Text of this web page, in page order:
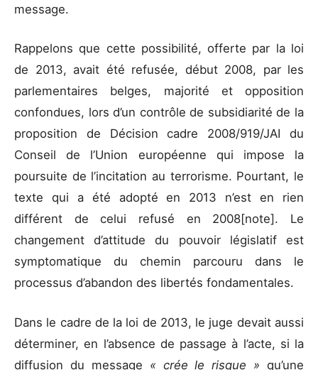
message.
Rappelons que cette possibilité, offerte par la loi
de 2013, avait été refusée, début 2008, par les
parlementaires belges, majorité et opposition
confondues, lors d’un contrôle de subsidiarité de la
proposition de Décision cadre 2008/919/JAI du
Conseil de l’Union européenne qui impose la
poursuite de l’incitation au terrorisme. Pourtant, le
texte qui a été adopté en 2013 n’est en rien
différent de celui refusé en 2008[note]. Le
changement d’attitude du pouvoir législatif est
symptomatique du chemin parcouru dans le
processus d’abandon des libertés fondamentales.
Dans le cadre de la loi de 2013, le juge devait aussi
déterminer, en l’absence de passage à l’acte, si la
diffusion du message « crée le risque » qu’une